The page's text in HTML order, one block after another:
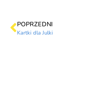
POPRZEDNI
Kartki dla Julki